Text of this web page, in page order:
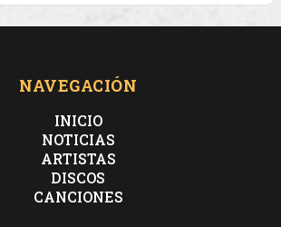
NAVEGACIÓN
INICIO
NOTICIAS
ARTISTAS
DISCOS
CANCIONES